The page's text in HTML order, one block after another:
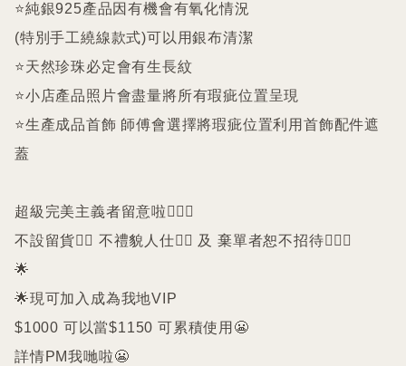
⭐️純銀925產品因有機會有氧化情況
(特別手工繞線款式)可以用銀布清潔
⭐️天然珍珠必定會有生長紋
⭐️小店產品照片會盡量將所有瑕疵位置呈現
⭐️生產成品首飾 師傅會選擇將瑕疵位置利用首飾配件遮
蓋
超級完美主義者留意啦🙇🏻‍♀️
不設留貨🙅‍♀️ 不禮貌人仕🙅‍♀️ 及 棄單者恕不招待🙇🏻‍♀️
🌟
🌟現可加入成為我地VIP
$1000 可以當$1150 可累積使用😬
詳情PM我哋啦😬